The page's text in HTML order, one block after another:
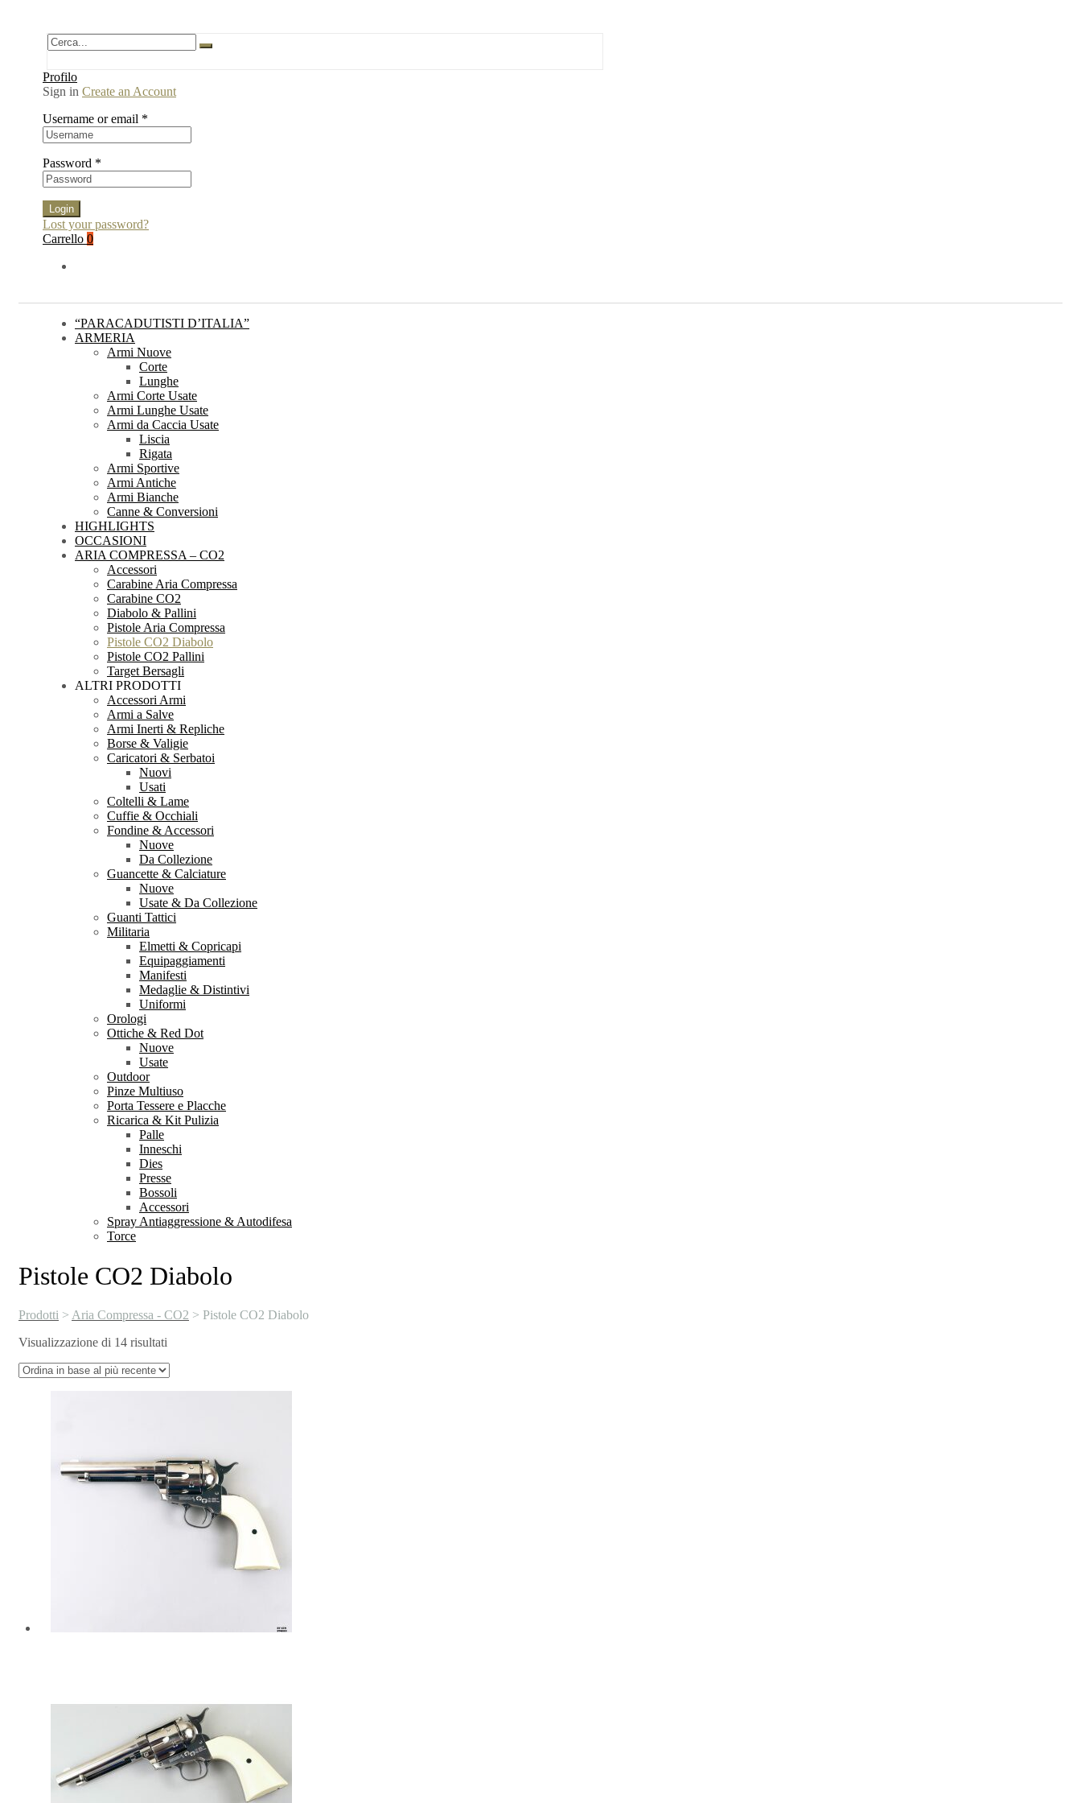
Profilo
Sign in Create an Account
Username or email *
Password *
Login
Lost your password?
Carrello 0
“PARACADUTISTI D’ITALIA”
ARMERIA
Armi Nuove
Corte
Lunghe
Armi Corte Usate
Armi Lunghe Usate
Armi da Caccia Usate
Liscia
Rigata
Armi Sportive
Armi Antiche
Armi Bianche
Canne & Conversioni
HIGHLIGHTS
OCCASIONI
ARIA COMPRESSA – CO2
Accessori
Carabine Aria Compressa
Carabine CO2
Diabolo & Pallini
Pistole Aria Compressa
Pistole CO2 Diabolo
Pistole CO2 Pallini
Target Bersagli
ALTRI PRODOTTI
Accessori Armi
Armi a Salve
Armi Inerti & Repliche
Borse & Valigie
Caricatori & Serbatoi
Nuovi
Usati
Coltelli & Lame
Cuffie & Occhiali
Fondine & Accessori
Nuove
Da Collezione
Guancette & Calciature
Nuove
Usate & Da Collezione
Guanti Tattici
Militaria
Elmetti & Copricapi
Equipaggiamenti
Manifesti
Medaglie & Distintivi
Uniformi
Orologi
Ottiche & Red Dot
Nuove
Usate
Outdoor
Pinze Multiuso
Porta Tessere e Placche
Ricarica & Kit Pulizia
Palle
Inneschi
Dies
Presse
Bossoli
Accessori
Spray Antiaggressione & Autodifesa
Torce
Pistole CO2 Diabolo
Prodotti > Aria Compressa - CO2 > Pistole CO2 Diabolo
Visualizzazione di 14 risultati